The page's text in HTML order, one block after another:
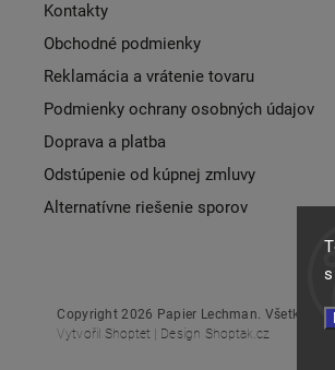
Kontakty
Obchodné podmienky
Reklamácia a vrátenie tovaru
Podmienky ochrany osobných údajov
Doprava a platba
Odstúpenie od kúpnej zmluvy
Alternatívne riešenie sporov
Copyright 2026 Papier Lechman. Všetky
Vytvořil Shoptet | Design Shoptak.cz